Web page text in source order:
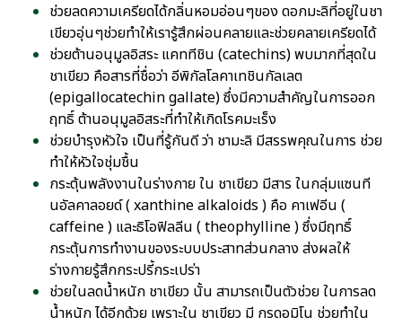
ช่วยลดความเครียดได้กลิ่นหอมอ่อนๆของ ดอกมะลิที่อยู่ในชา
เขียวอุ่นๆช่วยทำให้เรารู้สึกผ่อนคลายและช่วยคลายเครียดได้
ช่วยต้านอนุมูลอิสระ แคททีชิน (catechins) พบมากที่สุดใน
ชาเขียว คือสารที่ชื่อว่า อีพิกัลโลคาเทชินกัลเลต
(epigallocatechin gallate) ซึ่งมีความสำคัญในการออก
ฤทธิ์ ต้านอนุมูลอิสระที่ทำให้เกิดโรคมะเร็ง
ช่วยบำรุงหัวใจ เป็นที่รู้กันดี ว่า ชามะลิ มีสรรพคุณในการ ช่วย
ทำให้หัวใจชุ่มชื้น
กระตุ้นพลังงานในร่างกาย ใน ชาเขียว มีสาร ในกลุ่มแซนที
นอัลคาลอยด์ ( xanthine alkaloids ) คือ คาเฟอีน (
caffeine ) และธิโอฟิลลีน ( theophylline ) ซึ่งมีฤทธิ์
กระตุ้นการทำงานของระบบประสาทส่วนกลาง ส่งผลให้
ร่างกายรู้สึกกระปรี้กระเปร่า
ช่วยในลดน้ำหนัก ชาเขียว นั้น สามารถเป็นตัวช่วย ในการลด
น้ำหนัก ได้อีกด้วย เพราะใน ชาเขียว มี กรดอมิโน ช่วยทำใน